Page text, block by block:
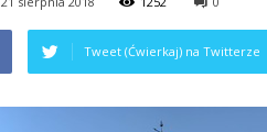
Tweet (Ćwierkaj) na Twitterze